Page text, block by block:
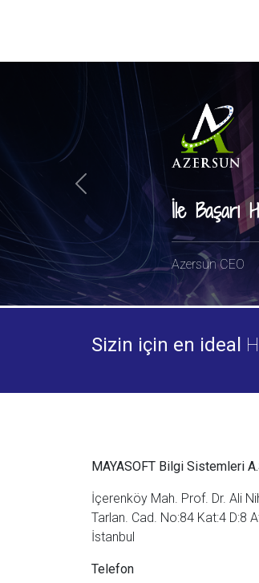
İle Başarı
Azersun CEO
Previous
Sizin için en ideal
MAYASOFT Bilgi Sistemleri
İçerenköy Mah. Prof. Dr. Ali
Tarlan. Cad. No:84 Kat:4 D:8
İstanbul
Telefon